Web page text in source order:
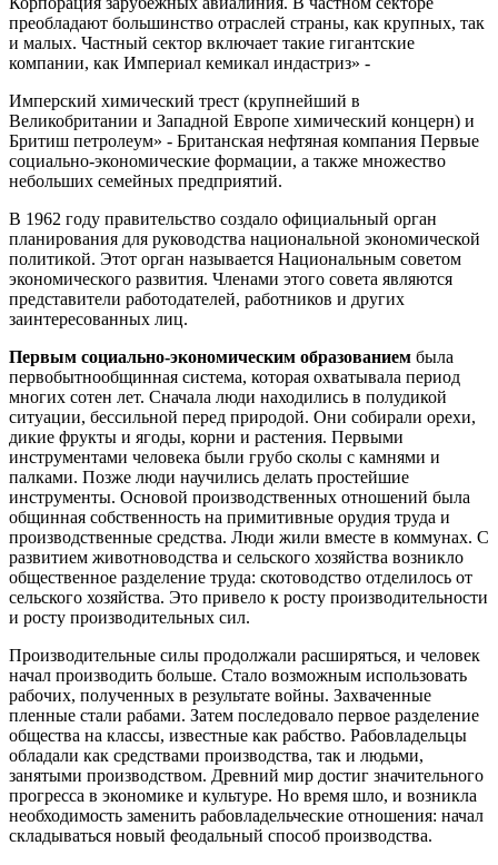
преобладают большинство отраслей страны, как крупных, так
и малых. Частный сектор включает такие гигантские
компании, как Империал кемикал индастриз» -
Имперский химический трест (крупнейший в
Великобритании и Западной Европе химический концерн) и
Бритиш петролеум» - Британская нефтяная компания Первые
социально-экономические формации, а также множество
небольших семейных предприятий.
В 1962 году правительство создало официальный орган
планирования для руководства национальной экономической
политикой. Этот орган называется Национальным советом
экономического развития. Членами этого совета являются
представители работодателей, работников и других
заинтересованных лиц.
Первым социально-экономическим образованием была
первобытнообщинная система, которая охватывала период
многих сотен лет. Сначала люди находились в полудикой
ситуации, бессильной перед природой. Они собирали орехи,
дикие фрукты и ягоды, корни и растения. Первыми
инструментами человека были грубо сколы с камнями и
палками. Позже люди научились делать простейшие
инструменты. Основой производственных отношений была
общинная собственность на примитивные орудия труда и
производственные средства. Люди жили вместе в коммунах. С
развитием животноводства и сельского хозяйства возникло
общественное разделение труда: скотоводство отделилось от
сельского хозяйства. Это привело к росту производительности
и росту производительных сил.
Производительные силы продолжали расширяться, и человек
начал производить больше. Стало возможным использовать
рабочих, полученных в результате войны. Захваченные
пленные стали рабами. Затем последовало первое разделение
общества на классы, известные как рабство. Рабовладельцы
обладали как средствами производства, так и людьми,
занятыми производством. Древний мир достиг значительного
прогресса в экономике и культуре. Но время шло, и возникла
необходимость заменить рабовладельческие отношения: начал
складываться новый феодальный способ производства.